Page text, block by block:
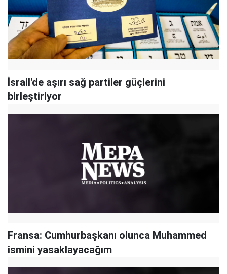
İsrail'de aşırı sağ partiler güçlerini
birleştiriyor
Fransa: Cumhurbaşkanı olunca Muhammed
ismini yasaklayacağım